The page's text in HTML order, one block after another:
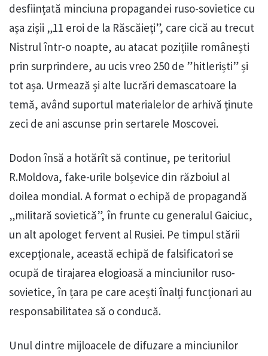
desființată minciuna propagandei ruso-sovietice cu
așa zișii „11 eroi de la Răscăieți”, care cică au trecut
Nistrul într-o noapte, au atacat pozițiile românești
prin surprindere, au ucis vreo 250 de ”hitleriști” și
tot așa. Urmează și alte lucrări demascatoare la
temă, având suportul materialelor de arhivă ținute
zeci de ani ascunse prin sertarele Moscovei.
Dodon însă a hotărît să continue, pe teritoriul
R.Moldova, fake-urile bolșevice din războiul al
doilea mondial. A format o echipă de propagandă
„militară sovietică”, în frunte cu generalul Gaiciuc,
un alt apologet fervent al Rusiei. Pe timpul stării
excepționale, această echipă de falsificatori se
ocupă de tirajarea elogioasă a minciunilor ruso-
sovietice, în țara pe care acești înalți funcționari au
responsabilitatea să o conducă.
Unul dintre mijloacele de difuzare a minciunilor